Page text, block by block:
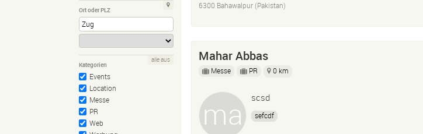
Ort oder PLZ
Kategorien
Events
Location
Messe
PR
Web
alle aus
6300 Bahawalpur (Pakistan)
Mahar Abbas
Messe PR 0 km
scsd
sefcdf